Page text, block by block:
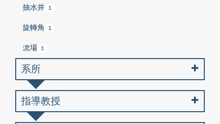
抽水井 1
旋轉角 1
流場 1
系所
指導教授